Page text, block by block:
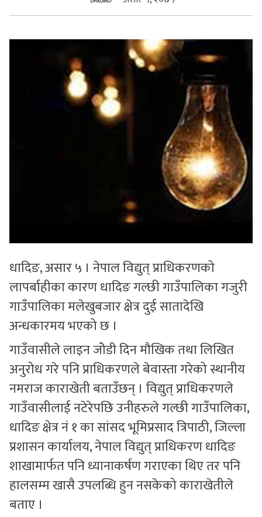
सुचनाहरु
धादिङ, असार ५ । नेपाल विद्युत् प्राधिकरणको
लापर्बाहीका कारण धादिङ गल्छी गाउँपालिका गजुरी
गाउँपालिका मलेखुबजार क्षेत्र दुई सातादेखि
अन्धकारमय भएको छ ।
गाउँवासीले लाइन जोेडी दिन मौखिक तथा लिखित
अनुरोध गरे पनि प्राधिकरणले बेवास्ता गरेको स्थानीय
नमराज काराखेती बताउँछन् । विद्युत् प्राधिकरणले
गाउँवासीलाई नटेरेपछि उनीहरुले गल्छी गाउँपालिका,
धादिङ क्षेत्र नं १ का सांसद भूमिप्रसाद त्रिपाठी, जिल्ला
प्रशासन कार्यालय, नेपाल विद्युत् प्राधिकरण धादिङ
शाखामार्फत पनि ध्यानाकर्षण गराएका थिए तर पनि
हालसम्म खासै उपलब्धि हुन नसकेको काराखेतीले
बताए ।